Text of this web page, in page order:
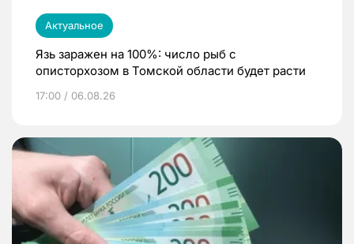
Актуальное
Язь заражен на 100%: число рыб с
описторхозом в Томской области будет расти
17:00 / 06.08.26